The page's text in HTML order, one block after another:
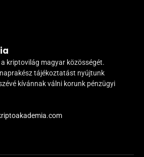
kriptovilág magyar közösségét.
tájékoztatást nyújtunk
kívánnak válni korunk pénzügyi